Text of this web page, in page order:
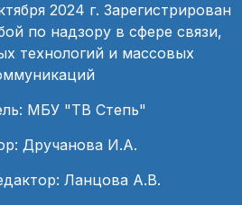
2024 г. Зарегистрирован
по надзору в сфере связи,
технологий и массовых
МБУ "ТВ Степь"
Дручанова И.А.
Ланцова А.В.